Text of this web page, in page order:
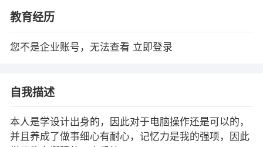
教育经历
您不是企业账号，无法查看 立即登录
自我描述
本人是学设计出身的，因此对于电脑操作还是可以的，
并且养成了做事细心有耐心，记忆力是我的强项，因此